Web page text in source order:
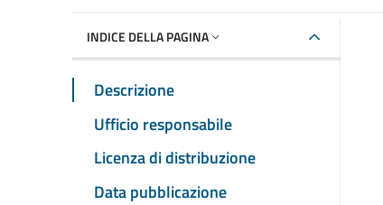
INDICE DELLA PAGINA
Descrizione
Ufficio responsabile
Licenza di distribuzione
Data pubblicazione